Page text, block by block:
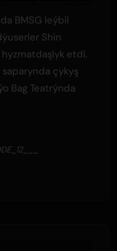
BMSG leýbil
Shin
etdi.
çykyş
Bag Teatrýnda